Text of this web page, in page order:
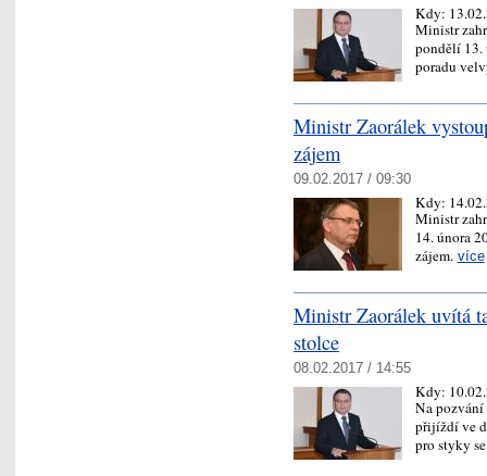
Kdy:
Ministr
pondělí 13.
poradu
Ministr Zaorálek
zájem
09.02.2017 / 09:30
Kdy:
Ministr
14. února
zájem. více
Ministr Zaorálek uvítá
stolce
08.02.2017 / 14:55
Kdy:
Na
přijíždí ve
pro styky